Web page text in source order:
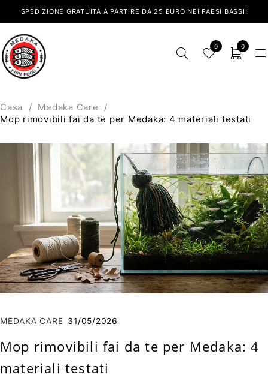
SPEDIZIONE GRATUITA A PARTIRE DA 25 EURO NEI PAESI BASSI!
0 0
Casa / Medaka Care
/
Mop rimovibili fai da te per Medaka: 4 materiali testati
MEDAKA CARE 31/05/2026
Mop rimovibili fai da te per Medaka: 4
materiali testati